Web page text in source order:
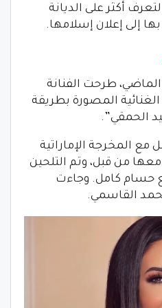
أكثر على الديانة
إلى إعلان إسلامها.
الماضي، طرحت الفنانة
المصورة بطريقة
الحمقي”.
مع المخرجة الإماراتية
من قبل، وتم التلحين
حسام كامل. وجاءت
القاسمي.